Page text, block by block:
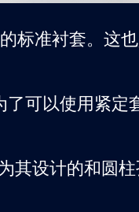
标准衬套。这
可以使用紧
其设计的和圆